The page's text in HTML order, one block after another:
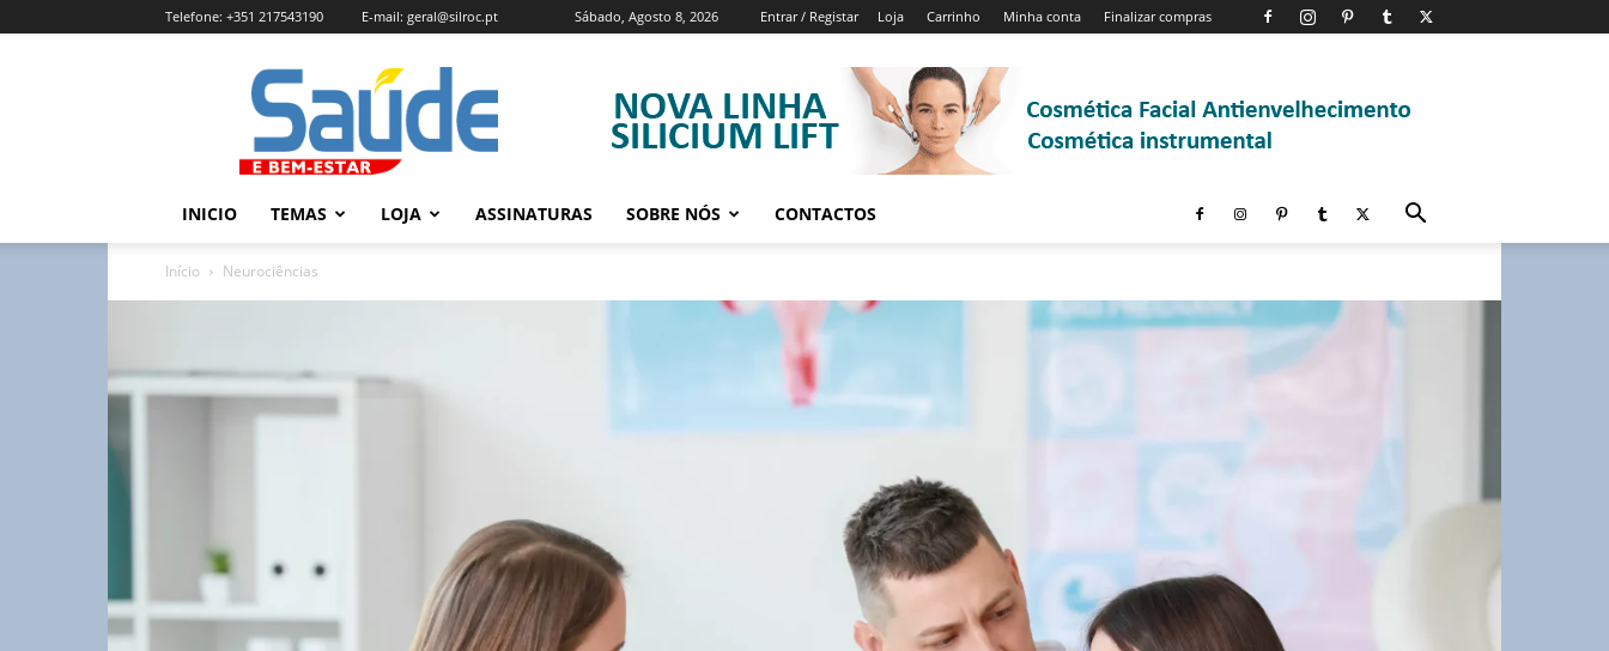
Sábado, Agosto 8, 2026 Entrar / Registar Loja Carrinho Minha conta Finalizar compras
Telefone: +351 217543190 E-mail: geral@silroc.pt
Revista
Saúde
e
Bem
Estar
Edição
INICIO TEMAS LOJA ASSINATURAS SOBRE NÓS CONTACTOS
Início Neurociências